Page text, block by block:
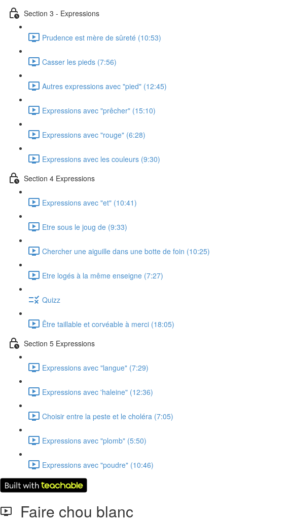
Section 3 - Expressions
Prudence est mère de sûreté (10:53)
Casser les pieds (7:56)
Autres expressions avec "pied" (12:45)
Expressions avec "prêcher" (15:10)
Expressions avec "rouge" (6:28)
Expressions avec les couleurs (9:30)
Section 4 Expressions
Expressions avec "et" (10:41)
Etre sous le joug de (9:33)
Chercher une aiguille dans une botte de foin (10:25)
Etre logés à la même enseigne (7:27)
Quizz
Être taillable et corvéable à merci (18:05)
Section 5 Expressions
Expressions avec "langue" (7:29)
Expressions avec 'haleine" (12:36)
Choisir entre la peste et le choléra (7:05)
Expressions avec "plomb" (5:50)
Expressions avec "poudre" (10:46)
Faire chou blanc